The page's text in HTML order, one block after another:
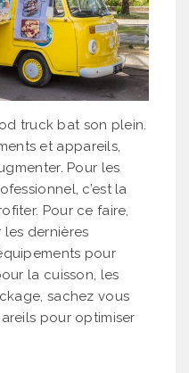
truck bat son plein.
et appareils,
Pour les
c’est la
Pour ce faire,
dernières
pour
la cuisson, les
sachez vous
pour optimiser